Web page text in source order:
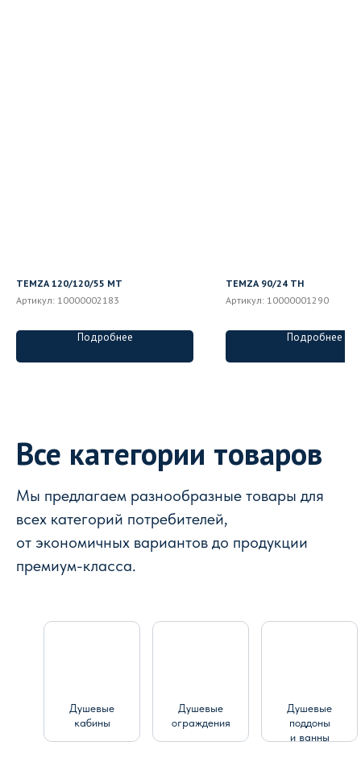
TEMZA 120/120/55 MT
Артикул: 10000002183
Подробнее
TEMZA 90/24 ТН
Артикул: 10000001290
Подробнее
Все категории товаров
Мы предлагаем разнообразные товары для
всех категорий потребителей,
от экономичных вариантов до продукции
премиум-класса.
Душевые
кабины
Душевые
ограждения
Душевые
поддоны
и ванны